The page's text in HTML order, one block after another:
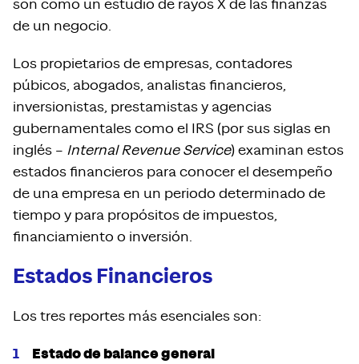
son como un estudio de rayos X de las finanzas
de un negocio.
Los propietarios de empresas, contadores
púbicos, abogados, analistas financieros,
inversionistas, prestamistas y agencias
gubernamentales como el IRS (por sus siglas en
inglés – Internal Revenue Service) examinan estos
estados financieros para conocer el desempeño
de una empresa en un periodo determinado de
tiempo y para propósitos de impuestos,
financiamiento o inversión.
Estados Financieros
Los tres reportes más esenciales son:
Estado de balance general